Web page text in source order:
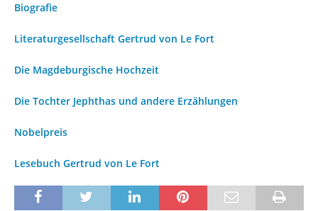
Biografie
Literaturgesellschaft Gertrud von Le Fort
Die Magdeburgische Hochzeit
Die Tochter Jephthas und andere Erzählungen
Nobelpreis
Lesebuch Gertrud von Le Fort